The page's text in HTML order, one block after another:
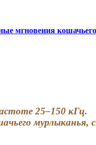
мгновения
25–150 кГц.
мурлыканья,